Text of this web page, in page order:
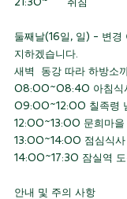
둘째날(16일, 일) - 변경
지하겠습니다.
새벽  동강 따라 하방소
08:00~08:40 아침식
09:00~12:00 칠족령
12:00~13:00 문희마을
13:00~14:00 점심식사
14:00~17:30 잠실역
안내 및 주의 사항